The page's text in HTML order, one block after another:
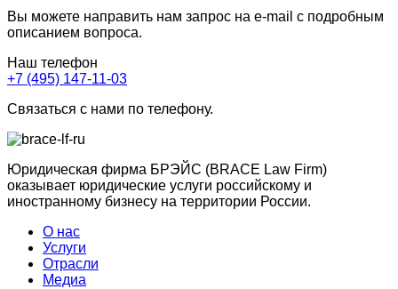
Вы можете направить нам запрос на e-mail с подробным
описанием вопроса.
Наш телефон
+7 (495) 147-11-03
Связаться с нами по телефону.
Юридическая фирма БРЭЙС (BRACE Law Firm)
оказывает юридические услуги российскому и
иностранному бизнесу на территории России.
О нас
Услуги
Отрасли
Медиа